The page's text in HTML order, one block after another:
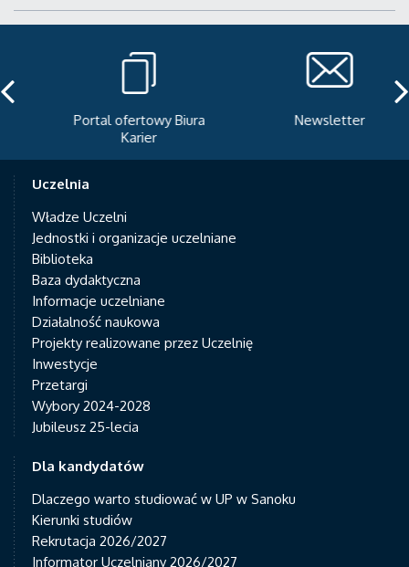
Portal ofertowy Biura
Karier
Newsletter
Uczelnia
Władze Uczelni
Jednostki i organizacje uczelniane
Biblioteka
Baza dydaktyczna
Informacje uczelniane
Działalność naukowa
Projekty realizowane przez Uczelnię
Inwestycje
Przetargi
Wybory 2024-2028
Jubileusz 25-lecia
Dla kandydatów
Dlaczego warto studiować w UP w Sanoku
Kierunki studiów
Rekrutacja 2026/2027
Informator Uczelniany 2026/2027